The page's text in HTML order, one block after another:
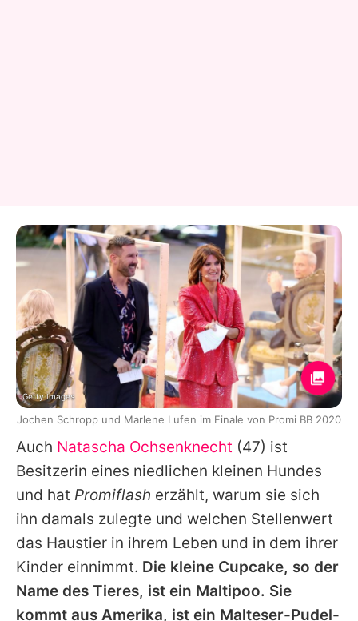
Auch Natascha Ochsenknecht (47) ist
Besitzerin eines niedlichen kleinen Hundes
und hat Promiflash erzählt, warum sie sich
ihn damals zulegte und welchen Stellenwert
das Haustier in ihrem Leben und in dem ihrer
Kinder einnimmt. Die kleine Cupcake, so der
Name des Tieres, ist ein Maltipoo. Sie
kommt aus Amerika, ist ein Malteser-Pudel-
Getty Images
Jochen Schropp und Marlene Lufen im Finale von Promi BB 2020